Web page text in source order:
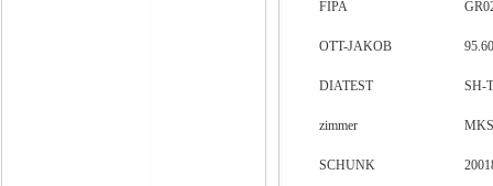
FIPA
OTT-JAKOB
DIATEST SH-
zimmer
SCHUNK